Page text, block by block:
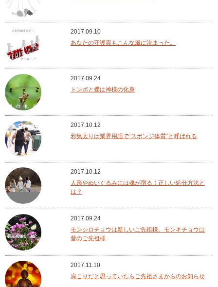
2017.09.10
あなたの守護霊もこんな風に決まった。
2017.09.24
トンボと蝶は神様の化身
2017.10.12
邪気太りは業界用語で“スポンジ体質”と呼ばれる
2017.10.12
人形やぬいぐるみには魂が宿る！正しい処分方法と
は？
2017.09.24
モンシロチョウは新しいご先祖様、モンキチョウは
昔のご先祖様
2017.11.10
肩こりだと思っていたらご先祖さまからのお知らせ